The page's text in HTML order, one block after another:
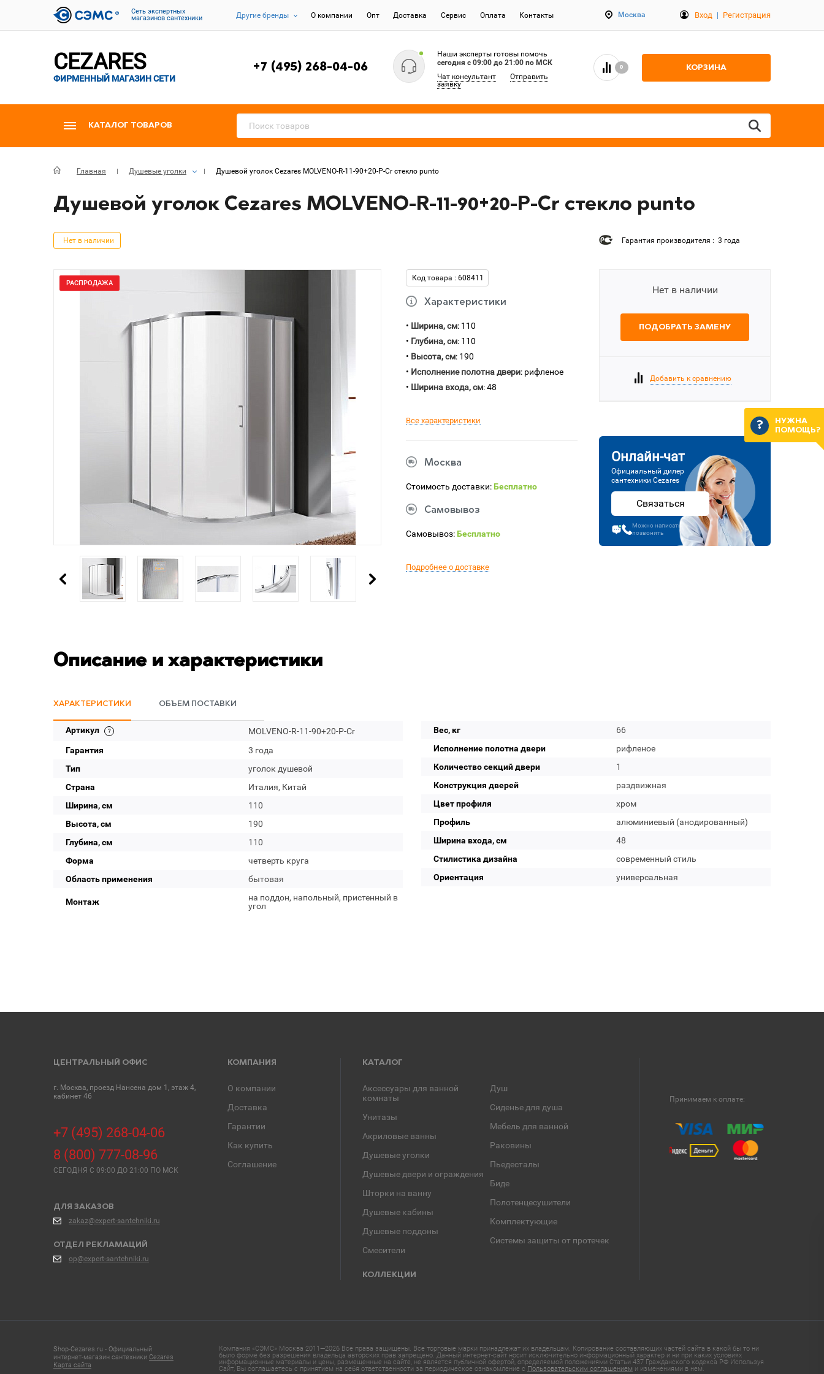
Cеть экспертных
магазинов сантехники
Другие бренды О компании Опт Доставка Сервис Оплата Контакты Москва Вход | Регистрация
CEZARES
ФИРМЕННЫЙ МАГАЗИН СЕТИ
+7 (495) 268-04-06
Наши эксперты готовы помочь
сегодня c 09:00 до 21:00 по МСК
Чат консультант
Отправить
заявку
0 КОРЗИНА
КАТАЛОГ ТОВАРОВ
Главная Душевые уголки Душевой уголок Cezares MOLVENO-R-11-90+20-P-Cr стекло punto
Душевой уголок Cezares MOLVENO-R-11-90+20-P-Cr стекло punto
Нет в наличии Гарантия производителя : 3 года
РАСПРОДАЖА
Код товара : 608411
Характеристики
• Ширина, см: 110
• Глубина, см: 110
• Высота, см: 190
• Исполнение полотна двери: рифленое
• Ширина входа, см: 48
Все характеристики
Москва
Стоимость доставки:Бесплатно
Самовывоз
Самовывоз:Бесплатно
Подробнее о доставке
Нет в наличии
ПОДОБРАТЬ ЗАМЕНУ
Добавить к сравнению
Онлайн-чат
Официальный дилер
сантехники Cezares
Связаться
Можно написать или
позвонить
Описание и характеристики
ХАРАКТЕРИСТИКИ ОБЪЕМ ПОСТАВКИ
Артикул
MOLVENO-R-11-90+20-P-Cr
Гарантия
3 года
Тип
уголок душевой
Страна
Италия, Китай
Ширина, см
110
Высота, см
190
Глубина, см
110
Форма
четверть круга
Область применения
бытовая
Монтаж
на поддон, напольный, пристенный в
угол
Вес, кг
66
Исполнение полотна двери
рифленое
Количество секций двери
1
Конструкция дверей
раздвижная
Цвет профиля
хром
Профиль
алюминиевый (анодированный)
Ширина входа, см
48
Стилистика дизайна
современный стиль
Ориентация
универсальная
ЦЕНТРАЛЬНЫЙ ОФИС
г. Москва, проезд Нансена дом 1, этаж 4,
кабинет 46
+7 (495) 268-04-06
8 (800) 777-08-96
СЕГОДНЯ C 09:00 ДО 21:00 ПО МСК
ДЛЯ ЗАКАЗОВ
zakaz@expert-santehniki.ru
ОТДЕЛ РЕКЛАМАЦИЙ
op@expert-santehniki.ru
КОМПАНИЯ
О компании
Доставка
Гарантии
Как купить
Соглашение
КАТАЛОГ
Аксессуары для ванной
комнаты
Унитазы
Акриловые ванны
Душевые уголки
Душевые двери и ограждения
Шторки на ванну
Душевые кабины
Душевые поддоны
Смесители
Душ
Сиденье для душа
Мебель для ванной
Раковины
Пьедесталы
Биде
Полотенцесушители
Комплектующие
Системы защиты от протечек
КОЛЛЕКЦИИ
Принимаем к оплате:
Shop-Cezares.ru - Официальный
интернет-магазин сантехники Cezares
Карта сайта
Компания «СЭМС» Москва 2011—2026 Все права защищены. Все торговые марки принадлежат их владельцам. Копирование составляющих частей сайта в какой бы то ни
было форме без разрешения владельца авторских прав запрещено. Данный интернет-сайт носит исключительно информационный характер и ни при каких условиях
информационные материалы и цены, размещенные на сайте, не является публичной офертой, определяемой положениями Статьи 437 Гражданского кодекса РФ Используя
Сайт, Вы соглашаетесь с принятием на себя ответственности за периодическое ознакомление с Пользовательским соглашением и изменениями в нем.
НУЖНА
ПОМОЩЬ?